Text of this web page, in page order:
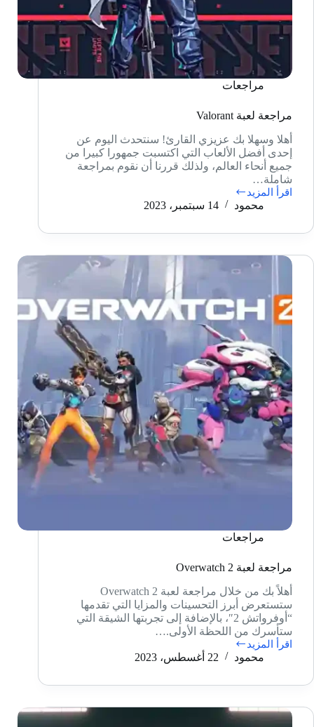
مراجعات
مراجعة لعبة Valorant
أهلا وسهلا بك عزيزي القارئ! سنتحدث اليوم عن
إحدى أفضل الألعاب التي اكتسبت جمهورا كبيرا من
جميع أنحاء العالم، ولذلك قررنا أن نقوم بمراجعة
شاملة…
اقرأ المزيد
مراجعة
محمود 14 سبتمبر، 2023
مراجعات
مراجعة لعبة Overwatch 2
أهلاً بك من خلال مراجعة لعبة Overwatch 2
ستستعرض أبرز التحسينات والمزايا التي تقدمها
“أوفرواتش 2″، بالإضافة إلى تجربتها الشيقة التي
ستأسرك من اللحظة الأولى.…
اقرأ المزيد
مراجعة
2
محمود 22 أغسطس، 2023